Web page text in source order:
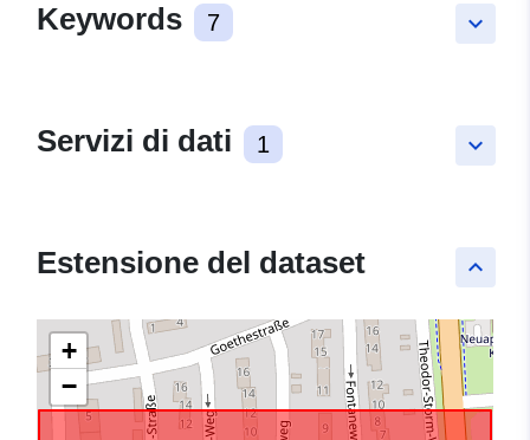
keyboard_arrow_down
Keywords 7
keyboard_arrow_down
Servizi di dati 1
keyboard_arrow_up
Estensione del dataset
+
−